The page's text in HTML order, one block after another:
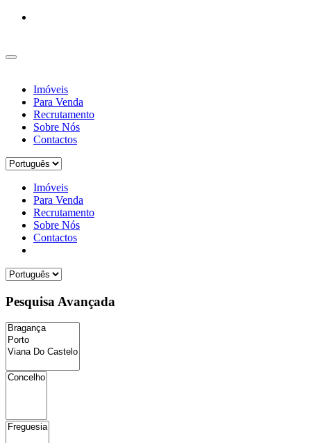
Imóveis
Para Venda
Recrutamento
Sobre Nós
Contactos
Imóveis
Para Venda
Recrutamento
Sobre Nós
Contactos
Pesquisa Avançada